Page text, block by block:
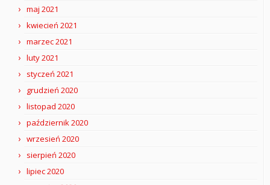
maj 2021
kwiecień 2021
marzec 2021
luty 2021
styczeń 2021
grudzień 2020
listopad 2020
październik 2020
wrzesień 2020
sierpień 2020
lipiec 2020